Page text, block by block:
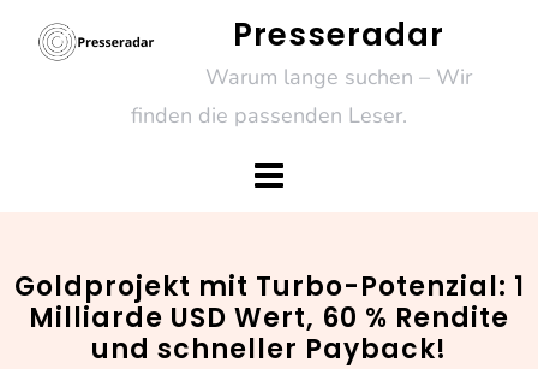
Presseradar
Warum lange suchen – Wir
finden die passenden Leser.
Goldprojekt mit Turbo-Potenzial: 1
Milliarde USD Wert, 60 % Rendite
und schneller Payback!